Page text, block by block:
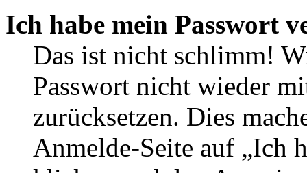
Ich habe mein Passwort
Das ist nicht schlimm!
Passwort nicht wieder
zurücksetzen. Dies
Anmelde-Seite auf „Ich